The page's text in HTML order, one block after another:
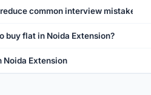
common interview mistakes?
buy flat in Noida Extension?
Noida Extension